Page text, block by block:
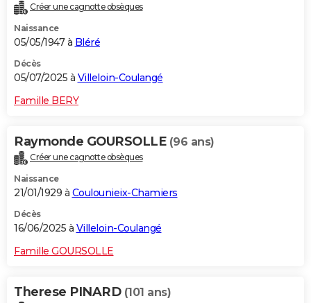
Créer une cagnotte obsèques
Naissance
05/05/1947 à Bléré
Décès
05/07/2025 à Villeloin-Coulangé
Famille BERY
Raymonde GOURSOLLE (96 ans)
Créer une cagnotte obsèques
Naissance
21/01/1929 à Coulounieix-Chamiers
Décès
16/06/2025 à Villeloin-Coulangé
Famille GOURSOLLE
Therese PINARD (101 ans)